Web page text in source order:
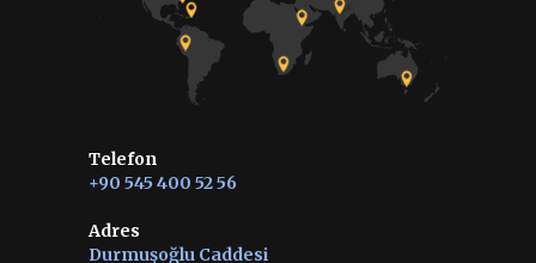
Telefon
+90 545 400 52 56
Adres
Durmuşoğlu Caddesi